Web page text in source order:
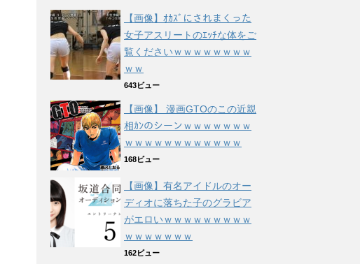
【画像】ｵｶｽﾞにされまくった
女子アスリートのｴｯﾁな体をご
覧くださいｗｗｗｗｗｗｗｗ
ｗｗ
643ビュー
【画像】 漫画GTOのこの近親
相ｶﾝのシーンｗｗｗｗｗｗｗ
ｗｗｗｗｗｗｗｗｗｗｗｗ
168ビュー
【画像】有名アイドルのオー
ディオに落ちた子のグラビア
がエロいｗｗｗｗｗｗｗｗｗ
ｗｗｗｗｗｗｗ
162ビュー